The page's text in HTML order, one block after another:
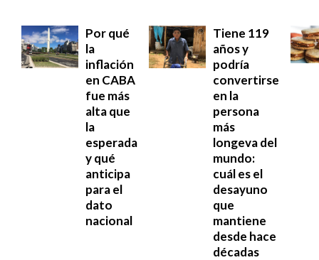
Por qué
la
inflación
en CABA
fue más
alta que
la
esperada
y qué
anticipa
para el
dato
nacional
Tiene 119
años y
podría
convertirse
en la
persona
más
longeva del
mundo:
cuál es el
desayuno
que
mantiene
desde hace
décadas